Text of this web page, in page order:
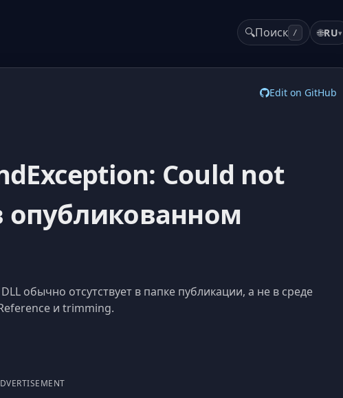
🔍Поиск / 🌐RU▾
Edit on GitHub
Could not
опубликованном
обычно отсутствует в папке публикации, а не в среде
и trimming.